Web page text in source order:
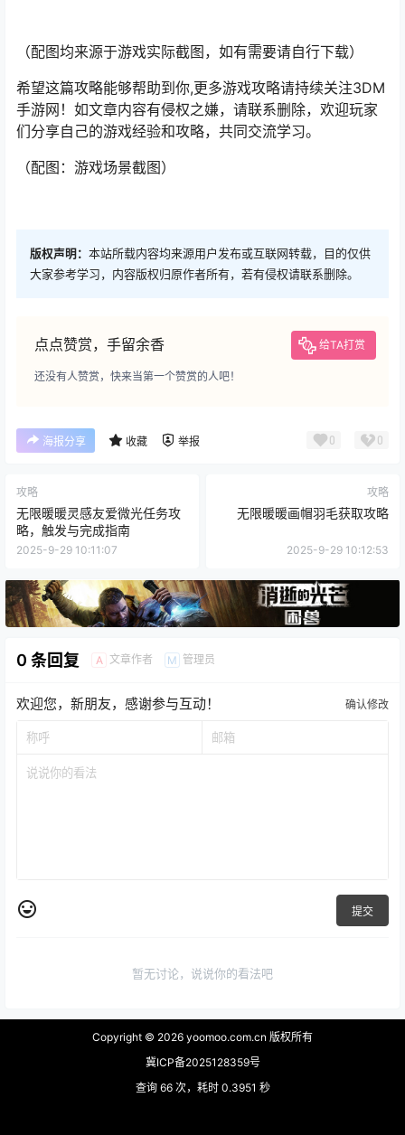
（配图均来源于游戏实际截图，如有需要请自行下载）
希望这篇攻略能够帮助到你,更多游戏攻略请持续关注3DM
手游网！如文章内容有侵权之嫌，请联系删除，欢迎玩家
们分享自己的游戏经验和攻略，共同交流学习。
（配图：游戏场景截图）
版权声明： 本站所载内容均来源用户发布或互联网转载，目的仅供
大家参考学习，内容版权归原作者所有，若有侵权请联系删除。
点点赞赏，手留余香 给TA打赏
还没有人赞赏，快来当第一个赞赏的人吧！
海报分享 收藏 举报 0 0
攻略
无限暖暖灵感友爱微光任务攻
略，触发与完成指南
2025-9-29 10:11:07
攻略
无限暖暖画帽羽毛获取攻略
2025-9-29 10:12:53
0 条回复 A 文章作者 M 管理员
欢迎您，新朋友，感谢参与互动！ 确认修改
提交
暂无讨论，说说你的看法吧
Copyright © 2026 yoomoo.com.cn 版权所有
冀ICP备2025128359号
查询 66 次，耗时 0.3951 秒